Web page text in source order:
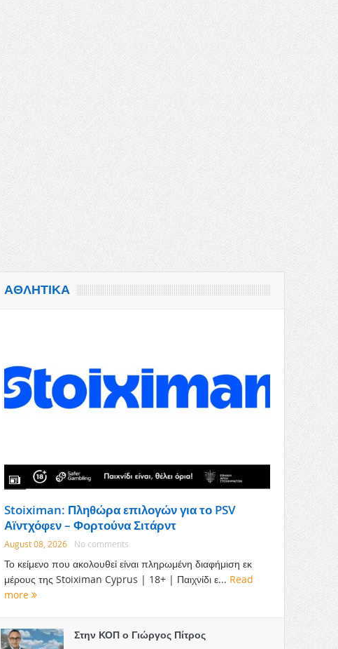
ΑΘΛΗΤΙΚΑ
Stoiximan: Πληθώρα επιλογών για το PSV
Αϊντχόφεν – Φορτούνα Σιτάρντ
August 08, 2026 No comments
Το κείμενο που ακολουθεί είναι πληρωμένη διαφήμιση εκ
μέρους της Stoiximan Cyprus | 18+ | Παιχνίδι ε... Read
more
Στην ΚΟΠ ο Γιώργος Πίτρος